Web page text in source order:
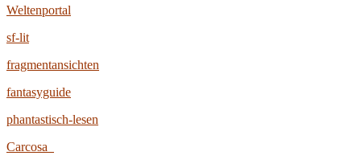
Weltenportal
sf-lit
fragmentansichten
fantasyguide
phantastisch-lesen
Carcosa